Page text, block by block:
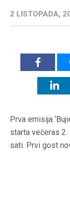
2 LISTOPADA,
Prva emisija
starta večeras
sati. Prvi gost